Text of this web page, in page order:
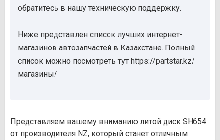
обратитесь в нашу техническую поддержку.
Ниже представлен список лучших интернет-
магазинов автозапчастей в Казахстане. Полный
список можно посмотреть тут https://partstar.kz/
магазины/
Представляем вашему вниманию литой диск SH654
от производителя NZ, который станет отличным